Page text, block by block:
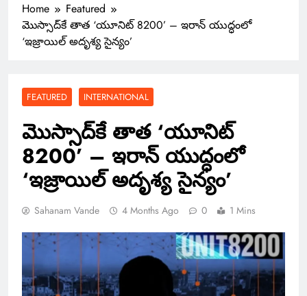
Home
Featured
మొస్సాద్‌కే తాత ‘యూనిట్ 8200’ – ఇరాన్ యుద్ధంలో
‘ఇజ్రాయిల్ అదృశ్య సైన్యం’
FEATURED INTERNATIONAL
మొస్సాద్‌కే తాత ‘యూనిట్
8200’ – ఇరాన్ యుద్ధంలో
‘ఇజ్రాయిల్ అదృశ్య సైన్యం’
Sahanam Vande 4 Months Ago 0 1 Mins